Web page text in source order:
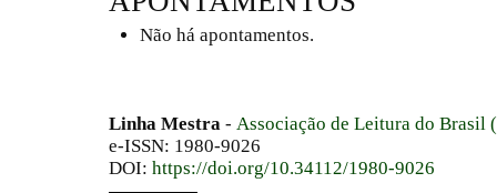
Não há apontamentos.
Linha Mestra - Associação de Leitura do Brasil
e-ISSN: 1980-9026
DOI: https://doi.org/10.34112/1980-9026